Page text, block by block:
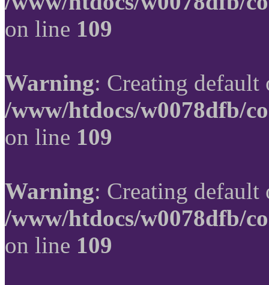
on line 109
Warning: Creating
/www/htdocs/w0078dfb/
on line 109
Warning: Creating
/www/htdocs/w0078dfb/
on line 109